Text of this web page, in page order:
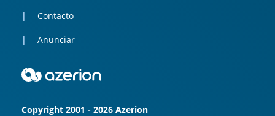
Contacto
Anunciar
Copyright 2001 - 2026 Azerion